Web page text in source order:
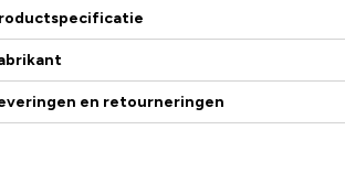
en retourneringen